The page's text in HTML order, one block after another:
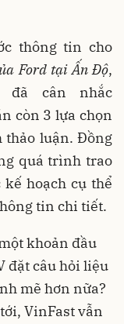
thông tin cho
Ford tại Ấn Độ,
cân nhắc
còn 3 lựa chọn
thảo luận. Đồng
quá trình trao
hoạch cụ thể
tin chi tiết.
khoản đầu
đặt câu hỏi liệu
mẽ hơn nữa?
VinFast vẫn